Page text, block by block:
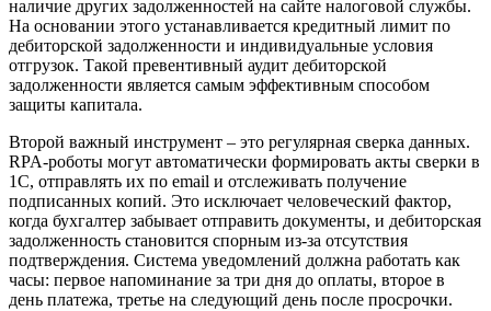
наличие других задолженностей на сайте налоговой службы.
На основании этого устанавливается кредитный лимит по
дебиторской задолженности и индивидуальные условия
отгрузок. Такой превентивный аудит дебиторской
задолженности является самым эффективным способом
защиты капитала.
Второй важный инструмент – это регулярная сверка данных.
RPA-роботы могут автоматически формировать акты сверки в
1C, отправлять их по email и отслеживать получение
подписанных копий. Это исключает человеческий фактор,
когда бухгалтер забывает отправить документы, и дебиторская
задолженность становится спорным из-за отсутствия
подтверждения. Система уведомлений должна работать как
часы: первое напоминание за три дня до оплаты, второе в
день платежа, третье на следующий день после просрочки.